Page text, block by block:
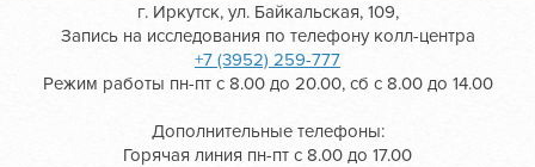
г. Иркутск, ул. Байкальская, 109,
Запись на исследования по телефону колл-центра
+7 (3952) 259-777
Режим работы пн-пт с 8.00 до 20.00, сб с 8.00 до 14.00
Дополнительные телефоны:
Горячая линия пн-пт с 8.00 до 17.00